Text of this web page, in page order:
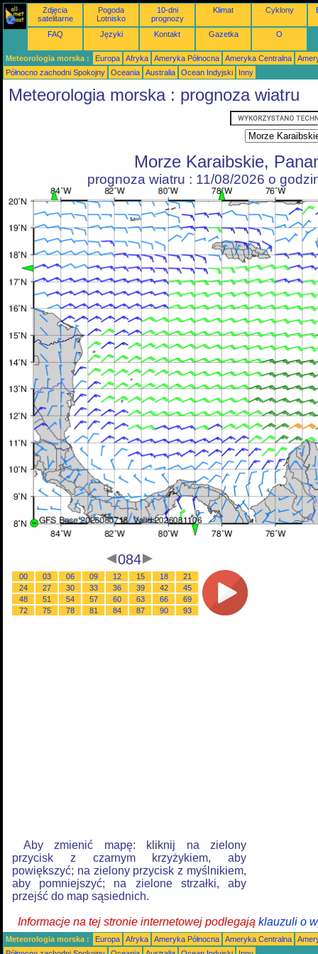
Zdjęcia
satelitarne
Pogoda
Lotnisko
10-dni
prognozy
Klimat Cyklony
FAQ Języki Kontakt Gazetka O
Meteorologia morska : Europa Afryka Ameryka Północna Ameryka Centralna
Północno zachodni Spokojny
Oceania Australia Ocean Indyjski Inny
Meteorologia morska : prognoza wiatru
Morze Karaibskie,
prognoza wiatru : 11/08/2026 o
084
00 03 06 09 12 15 18
21
24
27 30 33 36 39 42
45
48
51 54 57 60 63 66
69
72
75 78 81 84 87 90 93
Aby zmienić mapę: kliknij na zielony
przycisk z czarnym krzyżykiem, aby
powiększyć; na zielony przycisk z myślnikiem,
aby pomniejszyć; na zielone strzałki, aby
przejść do map sąsiednich.
Informacje na tej stronie internetowej podlegają klauzuli o
Meteorologia morska : Europa Afryka Ameryka Północna Ameryka Centralna